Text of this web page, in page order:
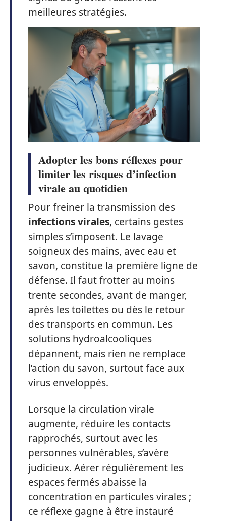
meilleures stratégies.
Adopter les bons réflexes pour
limiter les risques d’infection
virale au quotidien
Pour freiner la transmission des
infections virales, certains gestes
simples s’imposent. Le lavage
soigneux des mains, avec eau et
savon, constitue la première ligne de
défense. Il faut frotter au moins
trente secondes, avant de manger,
après les toilettes ou dès le retour
des transports en commun. Les
solutions hydroalcooliques
dépannent, mais rien ne remplace
l’action du savon, surtout face aux
virus enveloppés.
Lorsque la circulation virale
augmente, réduire les contacts
rapprochés, surtout avec les
personnes vulnérables, s’avère
judicieux. Aérer régulièrement les
espaces fermés abaisse la
concentration en particules virales ;
ce réflexe gagne à être instauré